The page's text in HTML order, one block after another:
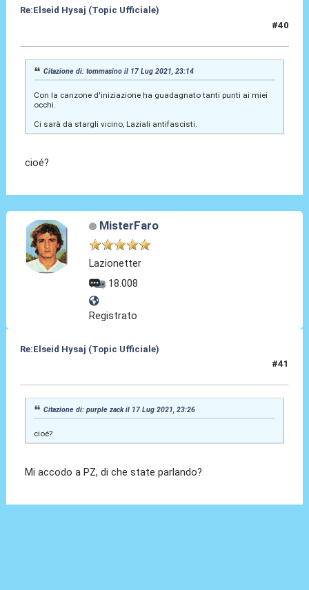
Re:Elseid Hysaj (Topic Ufficiale)
#40
Citazione di: tommasino il 17 Lug 2021, 23:14
Con la canzone d'iniziazione ha guadagnato tanti punti ai miei
occhi.
Ci sarà da stargli vicino, Laziali antifascisti.
cioé?
MisterFaro
Lazionetter
18.008
Registrato
Re:Elseid Hysaj (Topic Ufficiale)
#41
Citazione di: purple zack il 17 Lug 2021, 23:26
cioé?
Mi accodo a PZ, di che state parlando?